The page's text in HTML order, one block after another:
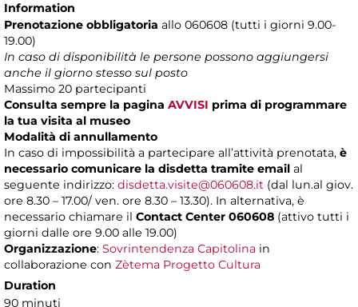
Information
Prenotazione obbligatoria allo 060608 (tutti i giorni 9.00-
19.00)
In caso di disponibilità le persone possono aggiungersi
anche il giorno stesso sul posto
Massimo 20 partecipanti
Consulta sempre la pagina AVVISI prima di programmare
la tua visita al museo
Modalità di annullamento
In caso di impossibilità a partecipare all’attività prenotata, è
necessario comunicare la disdetta tramite email al
seguente indirizzo: disdetta.visite@060608.it (dal lun.al giov.
ore 8.30 – 17.00/ ven. ore 8.30 – 13.30). In alternativa, è
necessario chiamare il Contact Center 060608 (attivo tutti i
giorni dalle ore 9.00 alle 19.00)
Organizzazione: Sovrintendenza Capitolina in
collaborazione con Zètema Progetto Cultura
Duration
90 minuti